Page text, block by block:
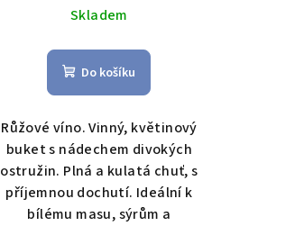
Skladem
Do košíku
Růžové víno. Vinný, květinový
buket s nádechem divokých
ostružin. Plná a kulatá chuť, s
příjemnou dochutí. Ideální k
bílému masu, sýrům a